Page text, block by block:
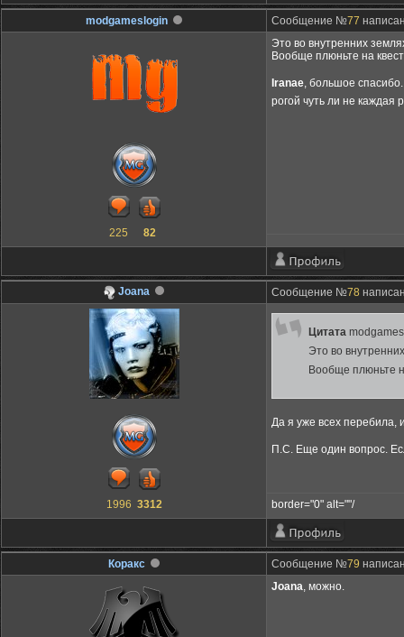
modgameslogin Сообщение №77
225 82
Это во внутренних
Вообще плюньте на
Iranae, большое спасибо.
рогой чуть ли не каждая
Joana Сообщение №78
1996 3312
Цитата
Это во
Вообще плюньте
Да я уже всех перебила,
П.С. Еще один вопрос.
border="0" alt=""/
Коракс Сообщение №79
Joana, можно.